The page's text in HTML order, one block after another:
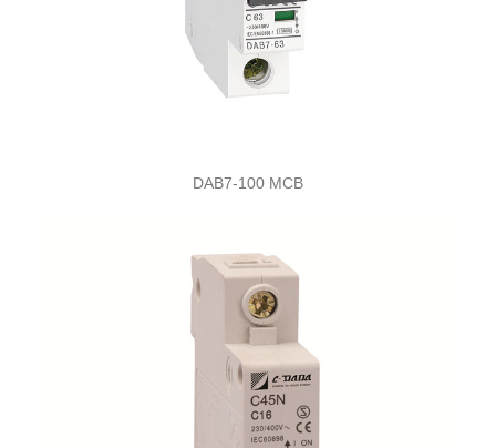
DAB7-100 MCB